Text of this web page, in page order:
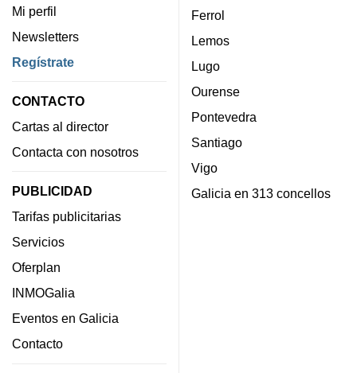
Mi perfil
Newsletters
Regístrate
CONTACTO
Cartas al director
Contacta con nosotros
PUBLICIDAD
Tarifas publicitarias
Servicios
Oferplan
INMOGalia
Eventos en Galicia
Contacto
Ferrol
Lemos
Lugo
Ourense
Pontevedra
Santiago
Vigo
Galicia en 313 concellos